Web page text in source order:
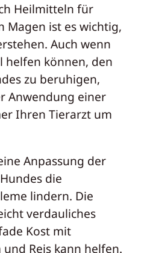
Heilmitteln für
Magen ist es wichtig,
Auch wenn
helfen können, den
zu beruhigen,
Anwendung einer
Ihren Tierarzt um
Anpassung der
die
lindern. Die
verdauliches
Kost mit
Reis kann helfen.